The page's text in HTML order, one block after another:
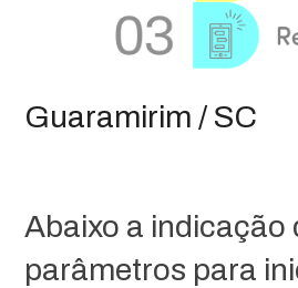
Guaramirim / SC
Abaixo a indicação
parâmetros para